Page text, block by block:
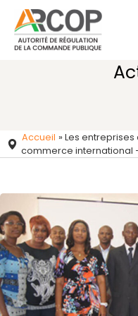
contenu
Accueil » Les entreprises
commerce international